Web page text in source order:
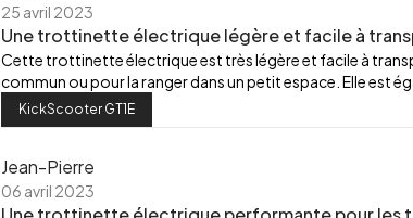
25 avril 2023
Une trottinette électrique légère et facile à
Cette trottinette électrique est très légère et facile à
commun ou pour la ranger dans un petit espace. Elle est
KickScooter GT1E
Jean-Pierre
06 avril 2023